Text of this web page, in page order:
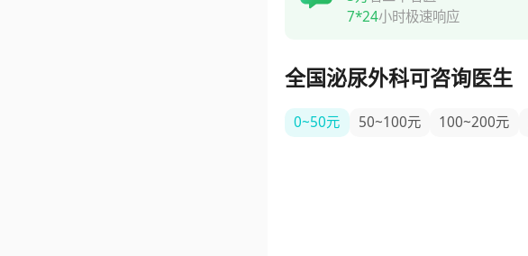
7*24小时极速响应
全国泌尿外科可咨询医生
0~50元 50~100元 100~200元